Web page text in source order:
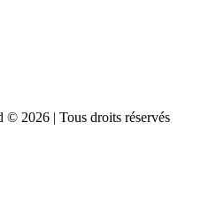
© 2026 | Tous droits réservés